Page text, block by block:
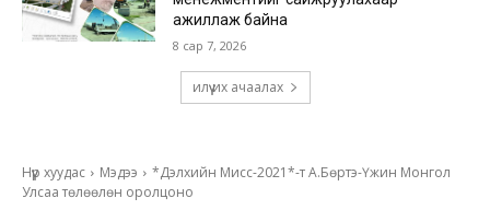
ажиллаж байна
8 сар 7, 2026
илүү их ачаалах